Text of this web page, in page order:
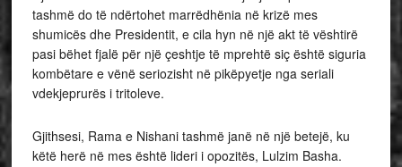
tashmë do të ndërtohet marrëdhënia në krizë mes
shumicës dhe Presidentit, e cila hyn në një akt të vështirë
pasi bëhet fjalë për një çeshtje të mprehtë siç është siguria
kombëtare e vënë seriozisht në pikëpyetje nga seriali
vdekjeprurës i tritoleve.
Gjithsesi, Rama e Nishani tashmë janë në një betejë, ku
këtë herë në mes është lideri i opozitës, Lulzim Basha.